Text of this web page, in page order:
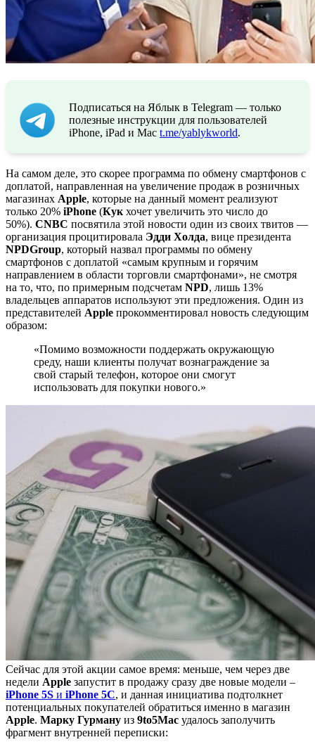
Подписаться на Яблык в Telegram — только
полезные инструкции для пользователей
iPhone, iPad и Mac t.me/yablykworld.
На самом деле, это скорее программа по обмену смартфонов с
доплатой, направленная на увеличение продаж в розничных
магазинах Apple, которые на данный момент реализуют
только 20% iPhone (Кук хочет увеличить это число до
50%). CNBC посвятила этой новости один из своих твитов —
организация процитировала Эдди Холда, вице президента
NPDGroup, который назвал программы по обмену
смартфонов с доплатой «самым крупным и горячим
направлением в области торговли смартфонами», не смотря
на то, что, по примерным подсчетам NPD, лишь 13%
владельцев аппаратов используют эти предложения. Один из
представителей Apple прокомментировал новость следующим
образом:
«Помимо возможности поддержать окружающую
среду, наши клиенты получат вознаграждение за
свой старый телефон, которое они смогут
использовать для покупки нового.»
Сейчас для этой акции самое время: меньше, чем через две
недели Apple запустит в продажу сразу две новые модели –
iPhone 5S и iPhone 5C, и данная инициатива подтолкнет
потенциальных покупателей обратиться именно в магазин
Apple. Марку Гурману из 9to5Mac удалось заполучить
фрагмент внутренней переписки: